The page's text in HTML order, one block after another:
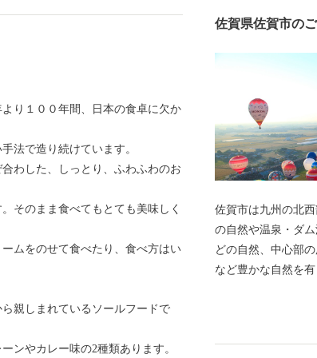
り１００年間、日本の食卓に欠か
法で造り続けています。
わした、しっとり、ふわふわのお
そのまま食べてもとても美味しく
ムをのせて食べたり、食べ方はい
親しまれているソールフードで
ンやカレー味の2種類あります。
佐賀県佐賀市の
佐賀市は九州の北
の自然や温泉・ダ
どの自然、中心部
など豊かな自然を
「佐賀インターナ